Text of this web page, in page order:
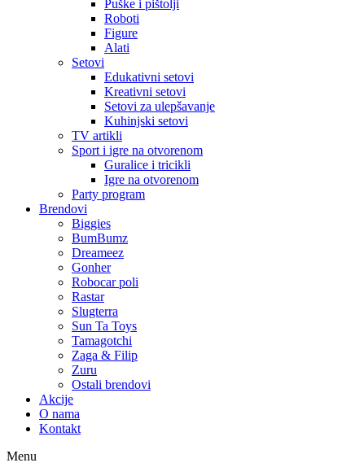
Puške i pištolji
Roboti
Figure
Alati
Setovi
Edukativni setovi
Kreativni setovi
Setovi za ulepšavanje
Kuhinjski setovi
TV artikli
Sport i igre na otvorenom
Guralice i tricikli
Igre na otvorenom
Party program
Brendovi
Biggies
BumBumz
Dreameez
Gonher
Robocar poli
Rastar
Slugterra
Sun Ta Toys
Tamagotchi
Zaga & Filip
Zuru
Ostali brendovi
Akcije
O nama
Kontakt
Menu